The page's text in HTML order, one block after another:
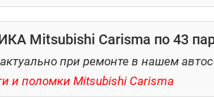
Mitsubishi Carisma по 43
при ремонте в нашем
и поломки Mitsubishi Carisma